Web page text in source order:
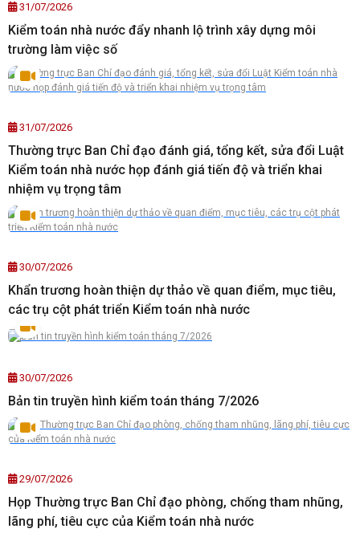
31/07/2026
Kiểm toán nhà nước đẩy nhanh lộ trình xây dựng môi
trường làm việc số
31/07/2026
Thường trực Ban Chỉ đạo đánh giá, tổng kết, sửa đổi Luật
Kiểm toán nhà nước họp đánh giá tiến độ và triển khai
nhiệm vụ trọng tâm
30/07/2026
Khẩn trương hoàn thiện dự thảo về quan điểm, mục tiêu,
các trụ cột phát triển Kiểm toán nhà nước
30/07/2026
Bản tin truyền hình kiểm toán tháng 7/2026
29/07/2026
Họp Thường trực Ban Chỉ đạo phòng, chống tham nhũng,
lãng phí, tiêu cực của Kiểm toán nhà nước